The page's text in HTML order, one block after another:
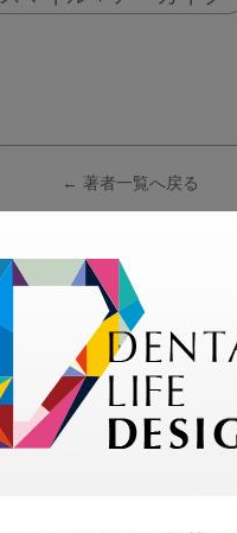
← 著者一覧へ戻る
モリタ友の会